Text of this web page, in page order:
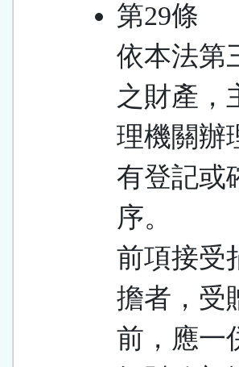
第29條
依本法第
之財產，
理機關辦
有登記或
序。
前項接受
擔者，受
前，應一